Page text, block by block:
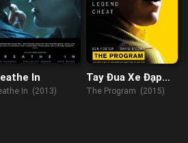
In
In (2013)
Tay Đua Xe Đạp
Huyền Thoại
The Program (2015)